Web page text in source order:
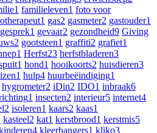
1 familieleven1 foto voor
1 gas2 gasmeter2 gastouder1
gesprek1 gevaar2 gezondheid9 Giving
2 gootsteen1 graffiti2 grafiet1
1 Herfst23 herfstbladeren3
1 hond1 hooikoorts2 huisdieren3
1 hulp4 huurbeëindiging1
hygrometer2 iDin2 IDO1 inbraak6
1 insecten2 interieur5 internet4
2 isoleren1 kaars2 kaas1
kasteel2 kat1 kerstbrood1 kerstmis5
4 kleerhangers1 kliko3